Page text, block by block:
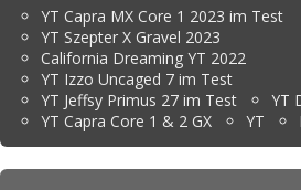
YT Capra MX Core 1 2023 im Test
YT Szepter X Gravel 2023
California Dreaming YT 2022
YT Izzo Uncaged 7 im Test
YT Jeffsy Primus 27 im Test
YT
YT Capra Core 1 & 2 GX
YT